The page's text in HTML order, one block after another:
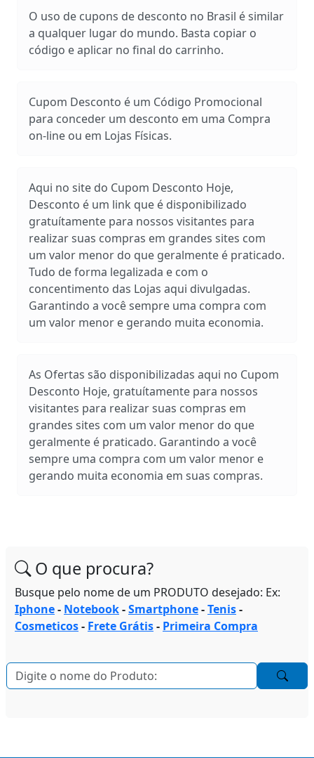
O uso de cupons de desconto no Brasil é similar
a qualquer lugar do mundo. Basta copiar o
código e aplicar no final do carrinho.
Cupom Desconto é um Código Promocional
para conceder um desconto em uma Compra
on-line ou em Lojas Físicas.
Aqui no site do Cupom Desconto Hoje,
Desconto é um link que é disponibilizado
gratuítamente para nossos visitantes para
realizar suas compras em grandes sites com
um valor menor do que geralmente é praticado.
Tudo de forma legalizada e com o
concentimento das Lojas aqui divulgadas.
Garantindo a você sempre uma compra com
um valor menor e gerando muita economia.
As Ofertas são disponibilizadas aqui no Cupom
Desconto Hoje, gratuítamente para nossos
visitantes para realizar suas compras em
grandes sites com um valor menor do que
geralmente é praticado. Garantindo a você
sempre uma compra com um valor menor e
gerando muita economia em suas compras.
O que procura?
Busque pelo nome de um PRODUTO desejado: Ex:
Iphone- Notebook-Smartphone-Tenis-
Cosmeticos- Frete Grátis- Primeira Compra